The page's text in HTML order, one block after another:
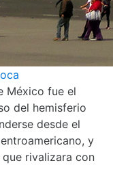
México fue el
del hemisferio
desde el
y
rivalizara con